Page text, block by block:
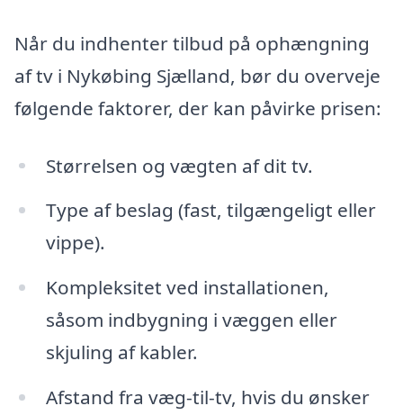
Når du indhenter tilbud på ophængning
af tv i Nykøbing Sjælland, bør du overveje
følgende faktorer, der kan påvirke prisen:
Størrelsen og vægten af dit tv.
Type af beslag (fast, tilgængeligt eller
vippe).
Kompleksitet ved installationen,
såsom indbygning i væggen eller
skjuling af kabler.
Afstand fra væg-til-tv, hvis du ønsker